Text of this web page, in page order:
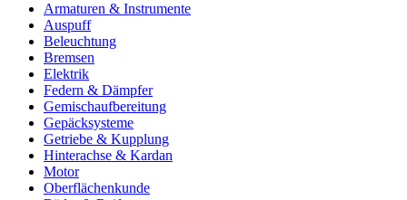
Armaturen & Instrumente
Auspuff
Beleuchtung
Bremsen
Elektrik
Federn & Dämpfer
Gemischaufbereitung
Gepäcksysteme
Getriebe & Kupplung
Hinterachse & Kardan
Motor
Oberflächenkunde